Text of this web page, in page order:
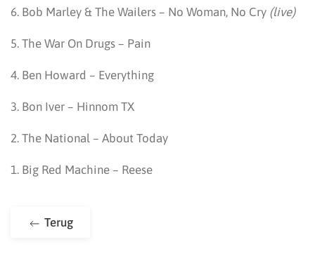
6. Bob Marley & The Wailers – No Woman, No Cry (live)
5. The War On Drugs – Pain
4. Ben Howard – Everything
3. Bon Iver – Hinnom TX
2. The National – About Today
1. Big Red Machine – Reese
Terug